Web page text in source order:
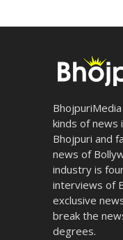
kinds of news
Bhojpuri and
news of
industry is
interviews of
exclusive
break the
degrees.